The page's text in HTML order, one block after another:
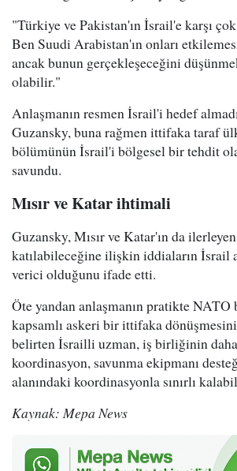
"Türkiye ve Pakistan'ın İsrail'e karşı
Ben Suudi Arabistan'ın onları
ancak bunun gerçekleşeceğini
olabilir."
Anlaşmanın resmen İsrail'i hedef
Guzansky, buna rağmen ittifaka taraf
bölümünün İsrail'i bölgesel bir tehdit
savundu.
Mısır ve Katar ihtimali
Guzansky, Mısır ve Katar'ın da
katılabileceğine ilişkin iddiaların İsrail
verici olduğunu ifade etti.
Öte yandan anlaşmanın pratikte NATO
kapsamlı askeri bir ittifaka
belirten İsrailli uzman, iş birliğinin
koordinasyon, savunma ekipmanı
alanındaki koordinasyonla sınırlı
Kaynak: Mepa News